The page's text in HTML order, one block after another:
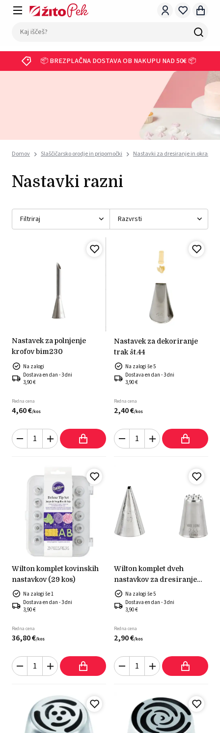
📦 BREZPLAČNA DOSTAVA OB NAKUPU NAD 50€ 📦
Domov Slaščičarsko orodje in pripomočki Nastavki za dresiranje in
Nastavki razni
Filtriraj Razvrsti
nastavek za polnjenje
krofov bim230
Na zalogi
Dostava en dan - 3 dni
3,90 €
Redna cena
4,60€/kos
nastavek za dekoriranje
trak št.44
Na zalogi še 5
Dostava en dan - 3 dni
3,90 €
Redna cena
2,40€/kos
wilton komplet kovinskih
nastavkov (29 kos)
Na zalogi še 1
Dostava en dan - 3 dni
3,90 €
Redna cena
36,80€/kos
wilton komplet dveh
nastavkov za dresiranje
št.047 + št. 233
Na zalogi še 5
Dostava en dan - 3 dni
3,90 €
Redna cena
2,90€/kos